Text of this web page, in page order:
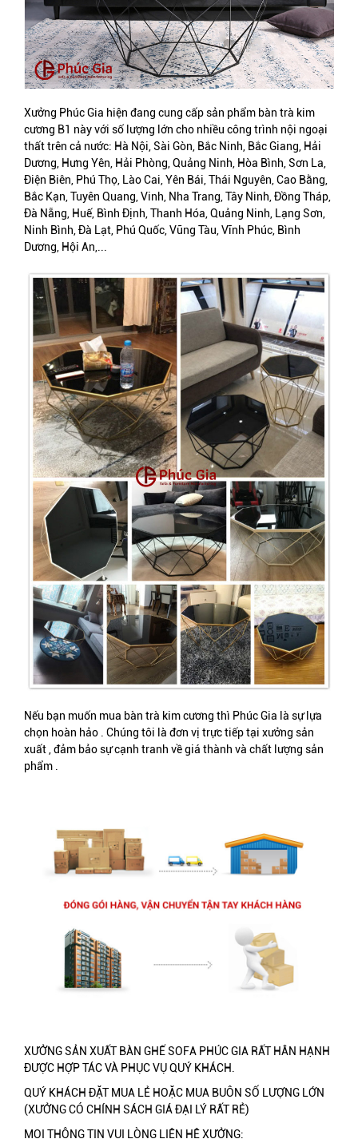
Xưởng Phúc Gia hiện đang cung cấp sản phẩm bàn trà kim
cương B1 này với số lượng lớn cho nhiều công trình nội ngoại
thất trên cả nước: Hà Nội, Sài Gòn, Bắc Ninh, Bắc Giang, Hải
Dương, Hưng Yên, Hải Phòng, Quảng Ninh, Hòa Bình, Sơn La,
Điện Biên, Phú Thọ, Lào Cai, Yên Bái, Thái Nguyên, Cao Bằng,
Bắc Kạn, Tuyên Quang, Vinh, Nha Trang, Tây Ninh, Đồng Tháp,
Đà Nẵng, Huế, Bình Định, Thanh Hóa, Quảng Ninh, Lạng Sơn,
Ninh Bình, Đà Lạt, Phú Quốc, Vũng Tàu, Vĩnh Phúc, Bình
Dương, Hội An,...
Nếu bạn muốn mua bàn trà kim cương thì Phúc Gia là sự lựa
chọn hoàn hảo . Chúng tôi là đơn vị trực tiếp tại xưởng sản
xuất , đảm bảo sự cạnh tranh về giá thành và chất lượng sản
phẩm .
XƯỞNG SẢN XUẤT BÀN GHẾ SOFA PHÚC GIA RẤT HÂN HẠNH
ĐƯỢC HỢP TÁC VÀ PHỤC VỤ QUÝ KHÁCH.
QUÝ KHÁCH ĐẶT MUA LẺ HOẶC MUA BUÔN SỐ LƯỢNG LỚN
(XƯỞNG CÓ CHÍNH SÁCH GIÁ ĐẠI LÝ RẤT RẺ)
MỌI THÔNG TIN VUI LÒNG LIÊN HỆ XƯỞNG: